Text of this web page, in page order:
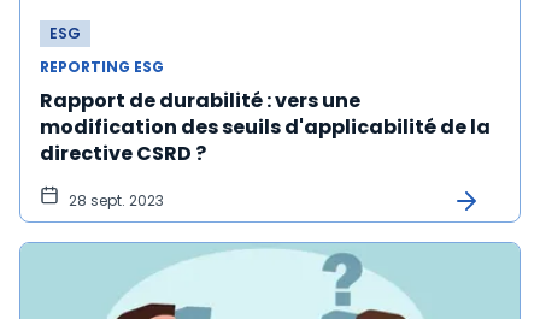
ESG
REPORTING ESG
Rapport de durabilité : vers une
modification des seuils d'applicabilité de la
directive CSRD ?
28 sept. 2023